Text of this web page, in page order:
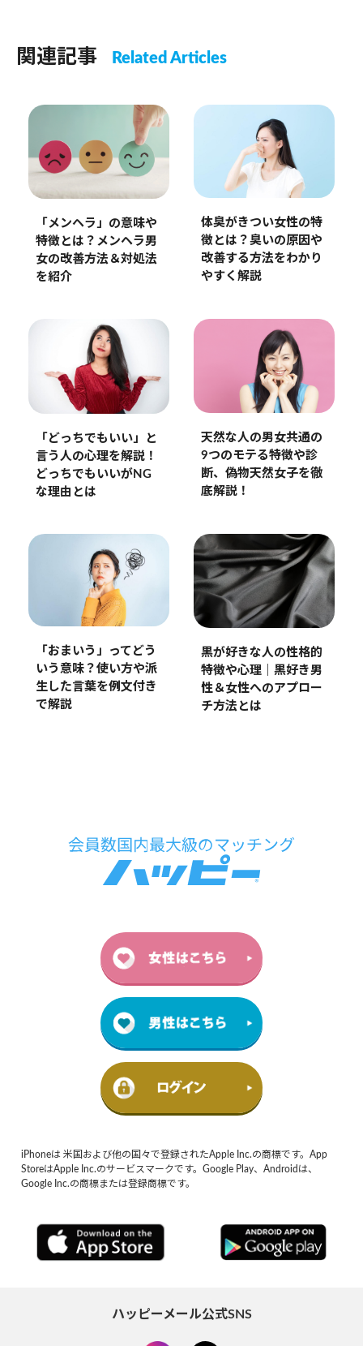
関連記事 Related Articles
「メンヘラ」の意味や
特徴とは？メンヘラ男
女の改善方法＆対処法
を紹介
体臭がきつい女性の特
徴とは？臭いの原因や
改善する方法をわかり
やすく解説
「どっちでもいい」と
言う人の心理を解説！
どっちでもいいがNG
な理由とは
天然な人の男女共通の
9つのモテる特徴や診
断、偽物天然女子を徹
底解説！
「おまいう」ってどう
いう意味？使い方や派
生した言葉を例文付き
で解説
黒が好きな人の性格的
特徴や心理｜黒好き男
性＆女性へのアプロー
チ方法とは
iPhoneは 米国および他の国々で登録されたApple Inc.の商標です。App
StoreはApple Inc.のサービスマークです。Google Play、Androidは、
Google Inc.の商標または登録商標です。
ハッピーメール公式SNS